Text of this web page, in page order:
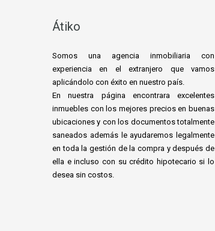
Átiko
Somos una agencia inmobiliaria con
experiencia en el extranjero que vamos
aplicándolo con éxito en nuestro país.
En nuestra página encontrara excelentes
inmuebles con los mejores precios en buenas
ubicaciones y con los documentos totalmente
saneados además le ayudaremos legalmente
en toda la gestión de la compra y después de
ella e incluso con su crédito hipotecario si lo
desea sin costos.